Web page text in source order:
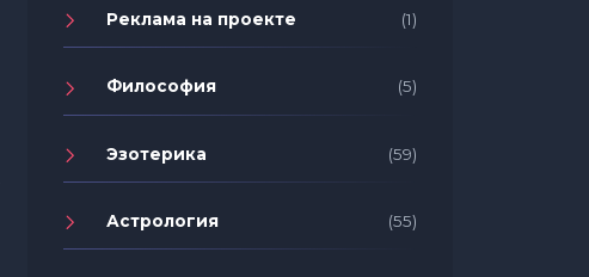
Реклама на проекте (1)
Философия (5)
Эзотерика (59)
Астрология (55)